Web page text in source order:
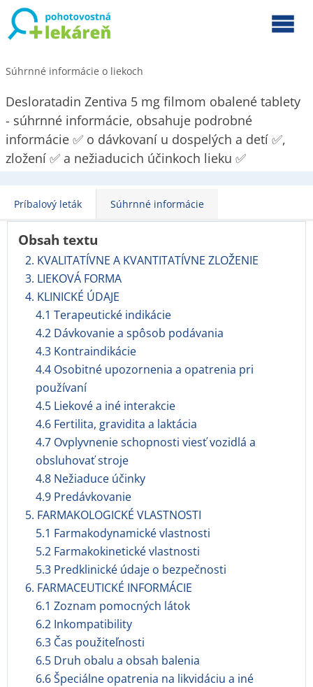
Súhrnné informácie o liekoch
Desloratadin Zentiva 5 mg filmom obalené tablety
- súhrnné informácie, obsahuje podrobné
informácie ✅ o dávkovaní u dospelých a detí ✅,
zložení ✅ a nežiaducich účinkoch lieku ✅
Príbalový leták Súhrnné informácie
Obsah textu
2. KVALITATÍVNE A KVANTITATÍVNE ZLOŽENIE
3. LIEKOVÁ FORMA
4. KLINICKÉ ÚDAJE
4.1 Terapeutické indikácie
4.2 Dávkovanie a spôsob podávania
4.3 Kontraindikácie
4.4 Osobitné upozornenia a opatrenia pri
používaní
4.5 Liekové a iné interakcie
4.6 Fertilita, gravidita a laktácia
4.7 Ovplyvnenie schopnosti viesť vozidlá a
obsluhovať stroje
4.8 Nežiaduce účinky
4.9 Predávkovanie
5. FARMAKOLOGICKÉ VLASTNOSTI
5.1 Farmakodynamické vlastnosti
5.2 Farmakokinetické vlastnosti
5.3 Predklinické údaje o bezpečnosti
6. FARMACEUTICKÉ INFORMÁCIE
6.1 Zoznam pomocných látok
6.2 Inkompatibility
6.3 Čas použiteľnosti
6.5 Druh obalu a obsah balenia
6.6 Špeciálne opatrenia na likvidáciu a iné